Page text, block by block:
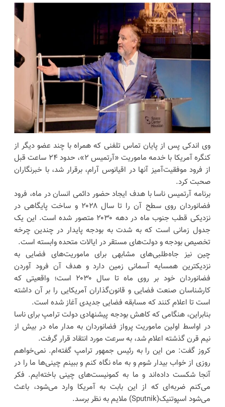
وی اندکی پس از پایان تماس تلفنی که همراه با چند عضو دیگر از
کنگره آمریکا با خدمه ماموریت «آرتمیس ۲»، حدود ۲۴ ساعت قبل
از فرود موفقیت‌آمیز آنها در اقیانوس آرام، برقرار شد، با خبرنگاران
صحبت کرد.
برنامه آرتمیس ناسا با هدف ایجاد حضور دائمی انسان در ماه، فرود
فضانوردان روی سطح آن را تا سال ۲۰۲۸ و ساخت پایگاهی در
نزدیکی قطب جنوب ماه در دهه ۲۰۳۰ متصور شده است. این یک
جدول زمانی است که به شدت به بودجه پایدار در چندین چرخه
تخصیص بودجه و دولت‌های مستقر در ایالات متحده وابسته است.
چین نیز جاه‌طلبی‌های مشابهی برای ماموریت‌های فضایی به
نزدیکترین همسایه آسمانی زمین دارد و هدف آن فرود آوردن
فضانوردان خود بر روی ماه تا سال ۲۰۳۰ است؛ واقعیتی که
کارشناسان صنعت فضایی و قانون‌گذاران آمریکایی را بر آن داشته
است تا اعلام کنند که مسابقه فضایی جدیدی آغاز شده است.
بنابراین، هنگامی که کاهش بودجه پیشنهادی دولت ترامپ برای ناسا
در اواسط اولین ماموریت پرواز فضانوردان به مدار ماه در بیش از
نیم قرن گذشته اعلام شد، به سرعت مورد انتقاد قرار گرفت.
کروز گفت: من این را به رئیس جمهور ترامپ گفته‌ام. نمی‌خواهم
روزی از خواب بیدار شوم و به ماه نگاه کنم و ببینم چینی‌ها ما را در
آنجا شکست داده‌اند و ما به کمونیست‌های چینی باخته‌ایم. فکر
می‌کنم ضربه‌ای که از این بابت به آمریکا وارد می‌شود، باعث
می‌شود اسپوتنیک(Sputnik) ملایم به نظر برسد.